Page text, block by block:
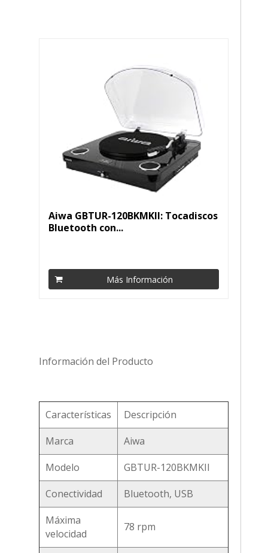
Aiwa GBTUR-120BKMKII: Tocadiscos
Bluetooth con...
Más Información
Información del Producto
Características
Descripción
Marca
Aiwa
Modelo
GBTUR-120BKMKII
Conectividad
Bluetooth, USB
Máxima
velocidad
78 rpm